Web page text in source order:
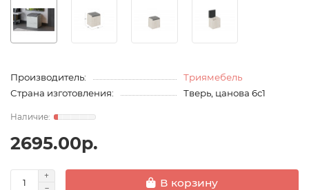
Производитель:
Триямебель
Страна изготовления:
Тверь, цанова 6с1
2695.00р.
В корзину